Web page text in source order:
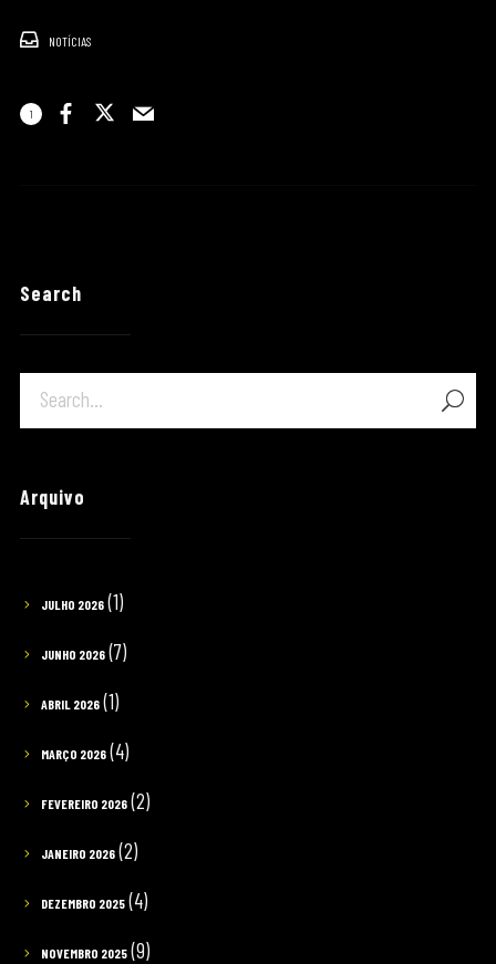
NOTÍCIAS
1
Search
Arquivo
JULHO 2026(1)
JUNHO 2026(7)
ABRIL 2026(1)
MARÇO 2026(4)
FEVEREIRO 2026(2)
JANEIRO 2026(2)
DEZEMBRO 2025(4)
NOVEMBRO 2025(9)